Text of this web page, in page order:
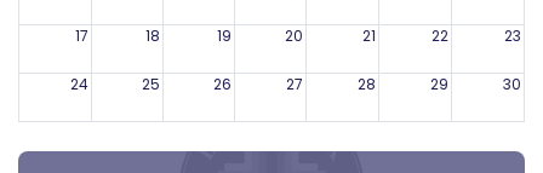
17 18 19 20 21 22 23
24 25 26 27 28 29 30